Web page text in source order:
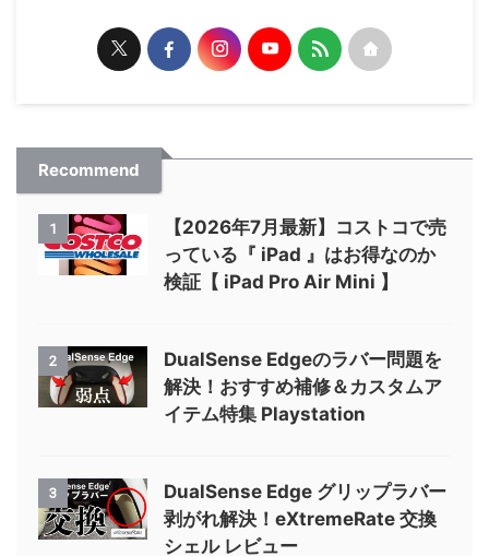
Recommend
1
【2026年7月最新】コストコで売
っている『 iPad 』はお得なのか
検証【 iPad Pro Air Mini 】
2
DualSense Edgeのラバー問題を
解決！おすすめ補修＆カスタムア
イテム特集 Playstation
3
DualSense Edge グリップラバー
剥がれ解決！eXtremeRate 交換
シェル レビュー